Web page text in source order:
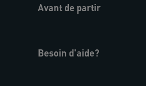
Avant de partir
Besoin d'aide?